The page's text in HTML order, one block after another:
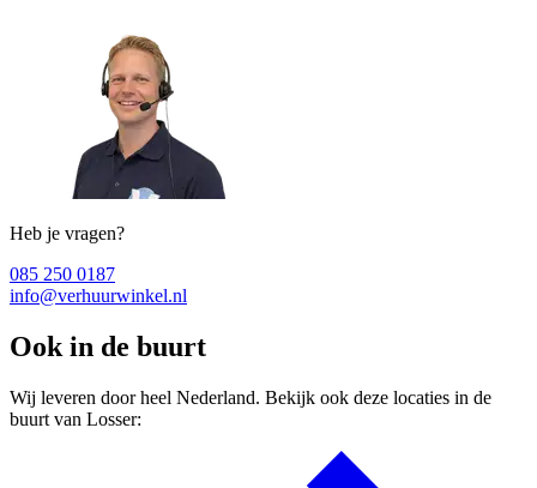
Heb je vragen?
085 250 0187
info@verhuurwinkel.nl
Ook in de buurt
Wij leveren door heel Nederland. Bekijk ook deze locaties in de
buurt van Losser: